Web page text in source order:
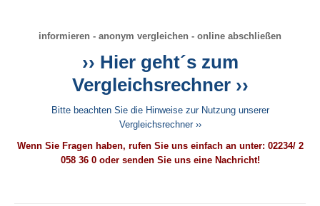
PKV-Optimierung
Gesetzliche Krankenversicherung
Krankenzusatzversicherung
ambulant, stationär, Zahn
Krankentagegeld
informieren - anonym vergleichen - online abschließen
›› Hier geht´s zum
Vergleichsrechner ››
Bitte beachten Sie die Hinweise zur Nutzung unserer
Vergleichsrechner ››
Wenn Sie Fragen haben, rufen Sie uns einfach an unter: 02234/ 2
058 36 0 oder senden Sie uns eine Nachricht!